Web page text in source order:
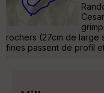
rochers (27cm de large
fines passent de profil